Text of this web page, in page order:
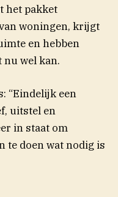
het pakket
woningen, krijgt
en hebben
wel kan.
“Eindelijk een
uitstel en
in staat om
te doen wat nodig is